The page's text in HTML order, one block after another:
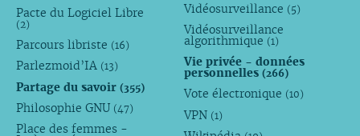
Pacte du Logiciel Libre
(2)
Parcours libriste (16)
Parlezmoid’IA (13)
Partage du savoir (355)
Philosophie GNU (47)
Place des femmes -
Vidéosurveillance (5)
Vidéosurveillance
algorithmique (1)
Vie privée - données
personnelles(266)
Vote électronique (10)
VPN (1)